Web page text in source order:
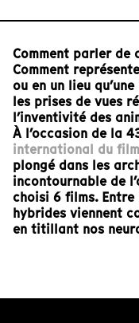
Comment parler de
Comment
ou en un lieu
les prises de vues
l’inventivité des
À l’occasion de la
international du film
plongé dans les
incontournable de
choisi 6 films.
hybrides viennent
en titillant nos